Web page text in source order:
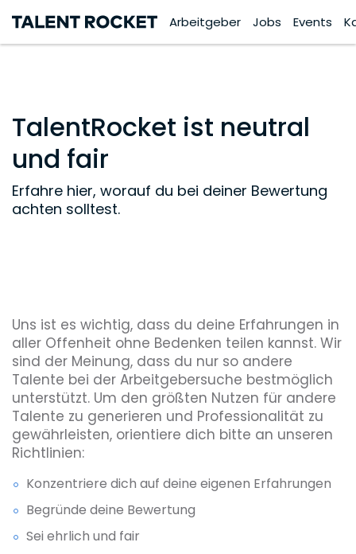
Arbeitgeber Jobs Events
TalentRocket ist neutral
und fair
Erfahre hier, worauf du bei deiner Bewertung
achten solltest.
Uns ist es wichtig, dass du deine Erfahrungen in
aller Offenheit ohne Bedenken teilen kannst. Wir
sind der Meinung, dass du nur so andere
Talente bei der Arbeitgebersuche bestmöglich
unterstützt. Um den größten Nutzen für andere
Talente zu generieren und Professionalität zu
gewährleisten, orientiere dich bitte an unseren
Richtlinien:
Konzentriere dich auf deine eigenen Erfahrungen
Begründe deine Bewertung
Sei ehrlich und fair